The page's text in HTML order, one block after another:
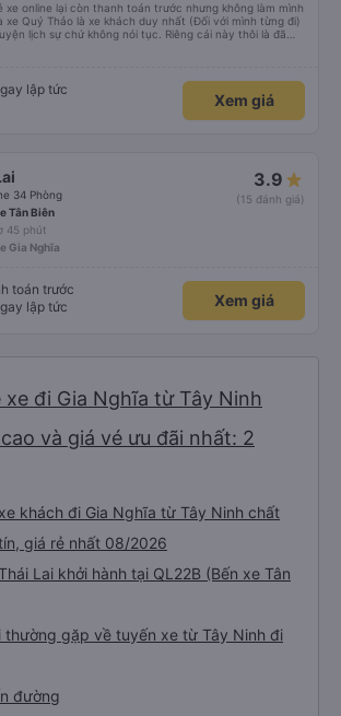
xe online lại còn thanh toán trước nhưng không làm mình
xe Quý Thảo là xe khách duy nhất (Đối với mình từng đi)
lịch sự chứ không nói tục. Riêng cái này thôi là đã
tài xế còn uống pepsi rất dễ thương chứ không có
lập tức
Xem giá
34 Phòng
3.9
(15 đánh giá)
Tân Biên
45 phút
Gia Nghĩa
toán trước
lập tức
Xem giá
đi Gia Nghĩa từ Tây Ninh
và giá vé ưu đãi nhất: 2
khách đi Gia Nghĩa từ Tây Ninh chất
giá rẻ nhất 08/2026
Lai khởi hành tại QL22B (Bến xe Tân
thường gặp về tuyến xe từ Tây Ninh đi
đường